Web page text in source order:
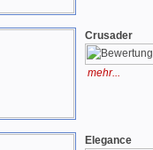
Crusader
mehr...
Elegance